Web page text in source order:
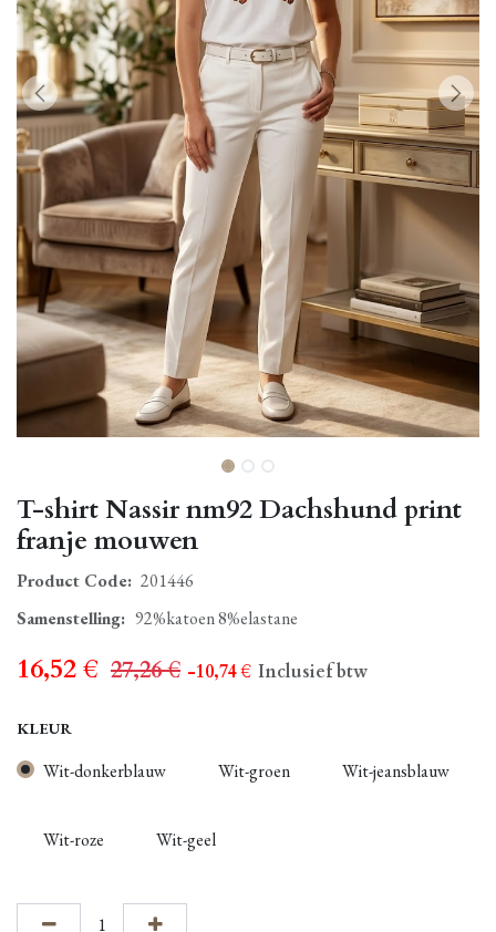
T-shirt Nassir nm92 Dachshund print
franje mouwen
Product Code: 201446
Samenstelling: 92%katoen 8%elastane
16,52€ 27,26€ - 10,74€ Inclusief btw
KLEUR
Wit-donkerblauw Wit-groen Wit-jeansblauw
Wit-roze Wit-geel